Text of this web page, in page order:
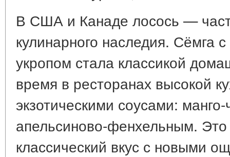
В США и Канаде лосось —
кулинарного наследия. Сёмга
укропом стала классикой
время в ресторанах высокой
экзотическими соусами:
апельсиново-фенхельным. Это
классический вкус с новыми